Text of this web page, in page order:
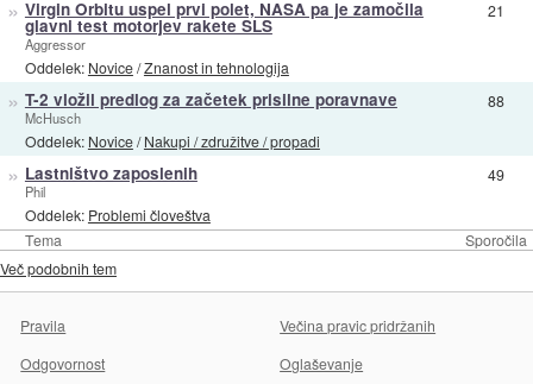
Tema Sporočila
» Virgin Orbitu uspel prvi polet, NASA pa je zamočila
glavni test motorjev rakete SLS
Aggressor
Oddelek: Novice/Znanost in tehnologija
21
» T-2 vložil predlog za začetek prisilne poravnave
McHusch
Oddelek: Novice/Nakupi / združitve / propadi
88
» Lastništvo zaposlenih
Phil
Oddelek: Problemi človeštva
49
Več podobnih tem
Pravila
Večina pravic pridržanih
Odgovornost
Oglaševanje